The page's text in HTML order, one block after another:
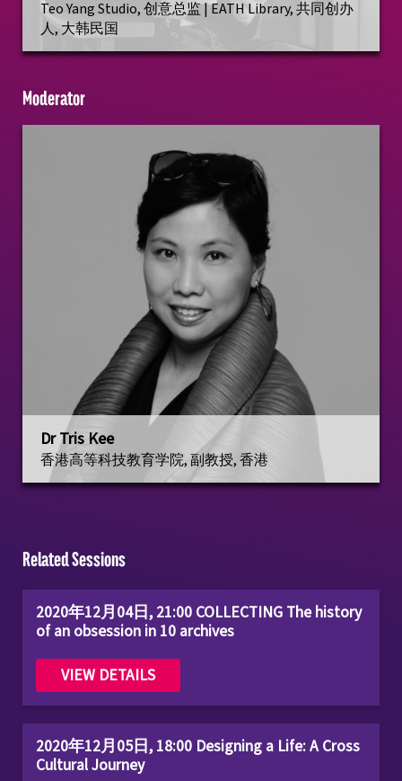
Teo Yang Studio, 创意总监 | EATH Library, 共同创办
人, 大韩民国
Moderator
Dr Tris Kee
香港高等科技教育学院, 副教授, 香港
Related Sessions
2020年12月04日, 21:00 COLLECTING The history
of an obsession in 10 archives
VIEW DETAILS
2020年12月05日, 18:00 Designing a Life: A Cross
Cultural Journey